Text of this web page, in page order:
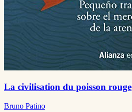
La civilisation du poisson rouge
Bruno Patino